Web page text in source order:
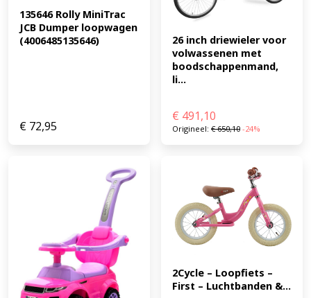
135646 Rolly MiniTrac
JCB Dumper loopwagen
(4006485135646)
€ 72,95
26 inch driewieler voor
volwassenen met
boodschappenmand,
li...
€ 491,10
Origineel: €650,10 -24%
2Cycle – Loopfiets –
First – Luchtbanden &...